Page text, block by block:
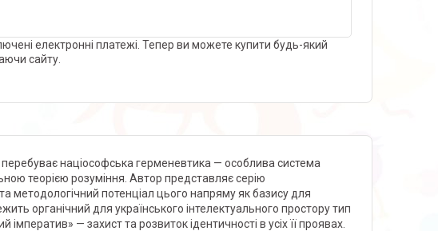
електронні платежі. Тепер ви можете купити будь-який
сайту.
націософська герменевтика — особлива система
теорією розуміння. Автор представляє серію
методологічний потенціал цього напряму як базису для
органічний для українського інтелектуального простору тип
— захист та розвиток ідентичності в усіх її проявах.